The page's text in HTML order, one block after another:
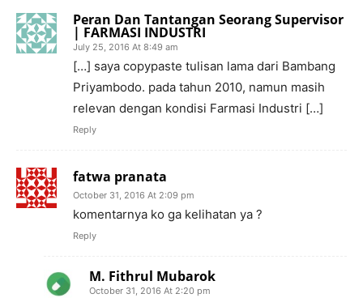
Peran Dan Tantangan Seorang Supervisor
| FARMASI INDUSTRI
July 25, 2016 At 8:49 am
[…] saya copypaste tulisan lama dari Bambang
Priyambodo. pada tahun 2010, namun masih
relevan dengan kondisi Farmasi Industri […]
Reply
fatwa pranata
October 31, 2016 At 2:09 pm
komentarnya ko ga kelihatan ya ?
Reply
M. Fithrul Mubarok
October 31, 2016 At 2:20 pm